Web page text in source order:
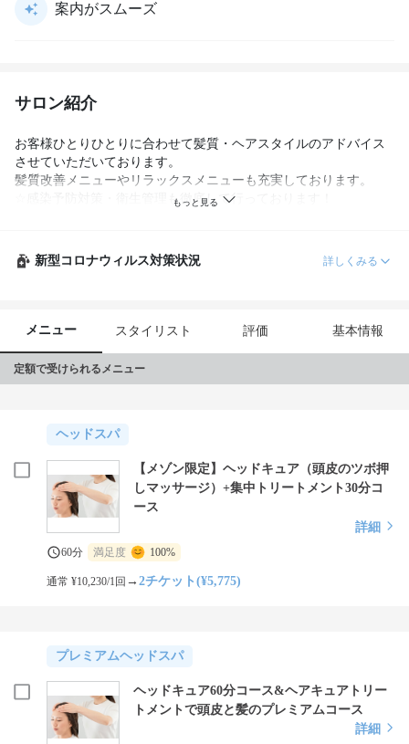
案内がスムーズ
サロン紹介
お客様ひとりひとりに合わせて髪質・ヘアスタイルのアドバイス
させていただいております。
髪質改善メニューやリラックスメニューも充実しております。
☆感染予防対策・衛生管理も徹底して行っております！
新型コロナウィルス対策状況 詳しくみる
メニュー スタイリスト 評価 基本情報
定額で受けられるメニュー
ヘッドスパ
【メゾン限定】ヘッドキュア（頭皮のツボ押
しマッサージ）+集中トリートメント30分コ
ース
詳細
60分 満足度 100%
通常 ¥10,230/1回 →2チケット(¥5,775)
プレミアムヘッドスパ
ヘッドキュア60分コース&ヘアキュアトリー
トメントで頭皮と髪のプレミアムコース
詳細